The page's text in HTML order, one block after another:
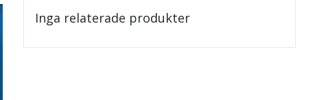
Inga relaterade produkter